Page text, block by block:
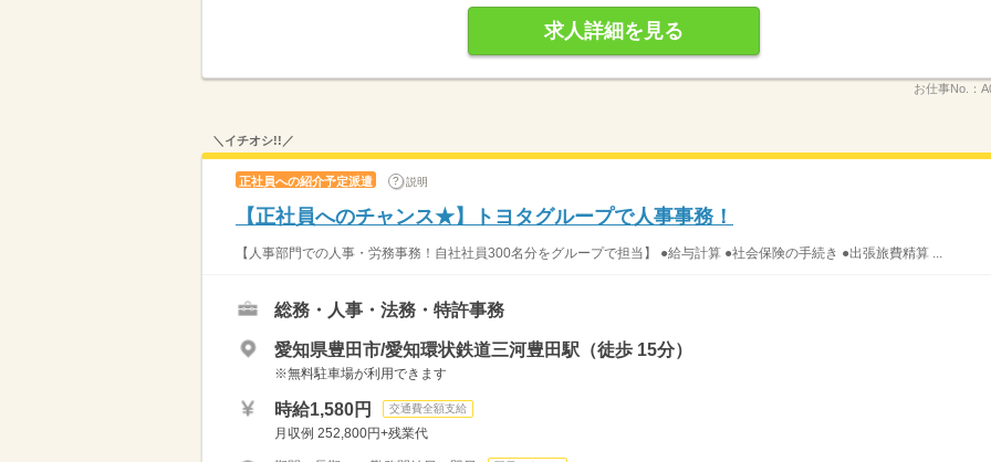
求人詳細を見る
お仕事No.：
＼イチオシ!!／
正社員への紹介予定派遣 説明
【正社員へのチャンス★】トヨタグループで人事事務！
【人事部門での人事・労務事務！自社社員300名分をグループで担当】 ●給与計算 ●社会保険の手続き ●出張旅費精算 ...
総務・人事・法務・特許事務
愛知県豊田市/愛知環状鉄道三河豊田駅（徒歩 15分）
※無料駐車場が利用できます
時給1,580円 交通費全額支給
月収例 252,800円+残業代